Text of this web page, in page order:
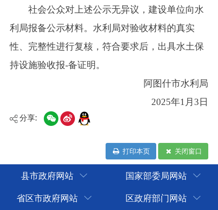
分享:
打印本页 关闭窗口
县市政府网站
国家部委局网站
省区市政府网站
区政府部门网站